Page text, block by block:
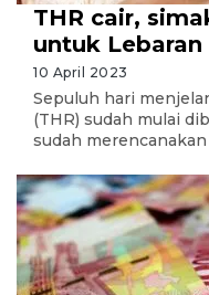
THR cair,
untuk Lebaran
10 April 2023
Sepuluh hari
(THR) sudah mulai
sudah merencanakan